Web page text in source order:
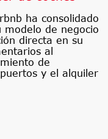
ha consolidado
de negocio
directa en su
al
de
y el alquiler